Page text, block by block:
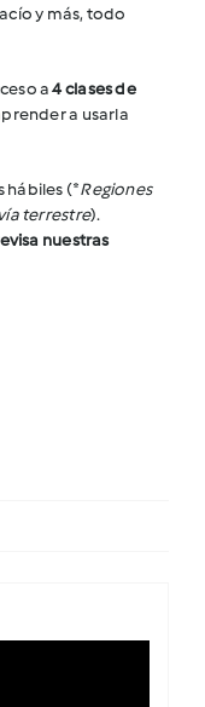
y más, todo
a4 clases de
a usarla
hábiles (*Regiones
terrestre).
nuestras